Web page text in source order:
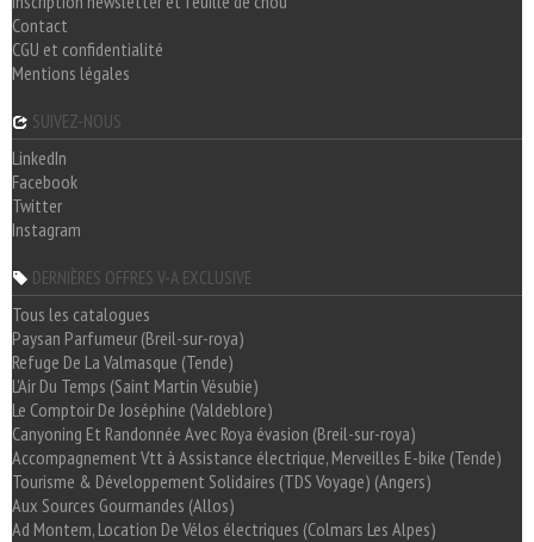
Contact
CGU et confidentialité
Mentions légales
SUIVEZ-NOUS
LinkedIn
Facebook
Twitter
Instagram
DERNIÈRES OFFRES V-A EXCLUSIVE
Tous les catalogues
Paysan Parfumeur (Breil-sur-roya)
Refuge De La Valmasque (Tende)
L'Air Du Temps (Saint Martin Vésubie)
Le Comptoir De Joséphine (Valdeblore)
Canyoning Et Randonnée Avec Roya évasion (Breil-sur-roya)
Accompagnement Vtt à Assistance électrique, Merveilles E-bike (Tende)
Tourisme & Développement Solidaires (TDS Voyage) (Angers)
Aux Sources Gourmandes (Allos)
Ad Montem, Location De Vélos électriques (Colmars Les Alpes)